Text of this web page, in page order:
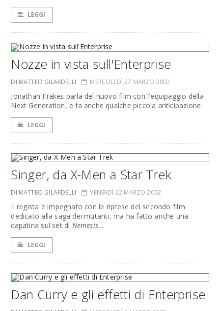
LEGGI
Nozze in vista sull'Enterprise
DI MATTEO GILARDELLI MERCOLEDÌ 27 MARZO 2002
Jonathan Frakes parla del nuovo film con l'equipaggio della
Next Generation, e fa anche qualche piccola anticipazione
LEGGI
Singer, da X-Men a Star Trek
DI MATTEO GILARDELLI VENERDÌ 22 MARZO 2002
Il regista è impegnato con le riprese del secondo film
dedicato alla saga dei mutanti, ma ha fatto anche una
capatina sul set di Nemesis...
LEGGI
Dan Curry e gli effetti di Enterprise